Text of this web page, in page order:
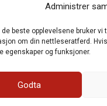
Administrer
de beste opplevelsene bruker vi
om din nettleseratferd.
egenskaper og funksjoner.
Godta Vår